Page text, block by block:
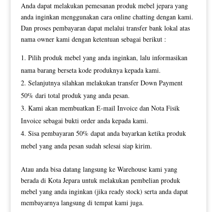
Anda dapat melakukan pemesanan produk mebel jepara yang
anda inginkan menggunakan cara online chatting dengan kami.
Dan proses pembayaran dapat melalui transfer bank lokal atas
nama owner kami dengan ketentuan sebagai berikut :
Pilih produk mebel yang anda inginkan, lalu informasikan
nama barang berseta kode produknya kepada kami.
Selanjutnya silahkan melakukan transfer Down Payment
50% dari total produk yang anda pesan.
Kami akan membuatkan E-mail Invoice dan Nota Fisik
Invoice sebagai bukti order anda kepada kami.
Sisa pembayaran 50% dapat anda bayarkan ketika produk
mebel yang anda pesan sudah selesai siap kirim.
Atau anda bisa datang langsung ke Warehouse kami yang
berada di Kota Jepara untuk melakukan pembelian produk
mebel yang anda inginkan (jika ready stock) serta anda dapat
membayarnya langsung di tempat kami juga.